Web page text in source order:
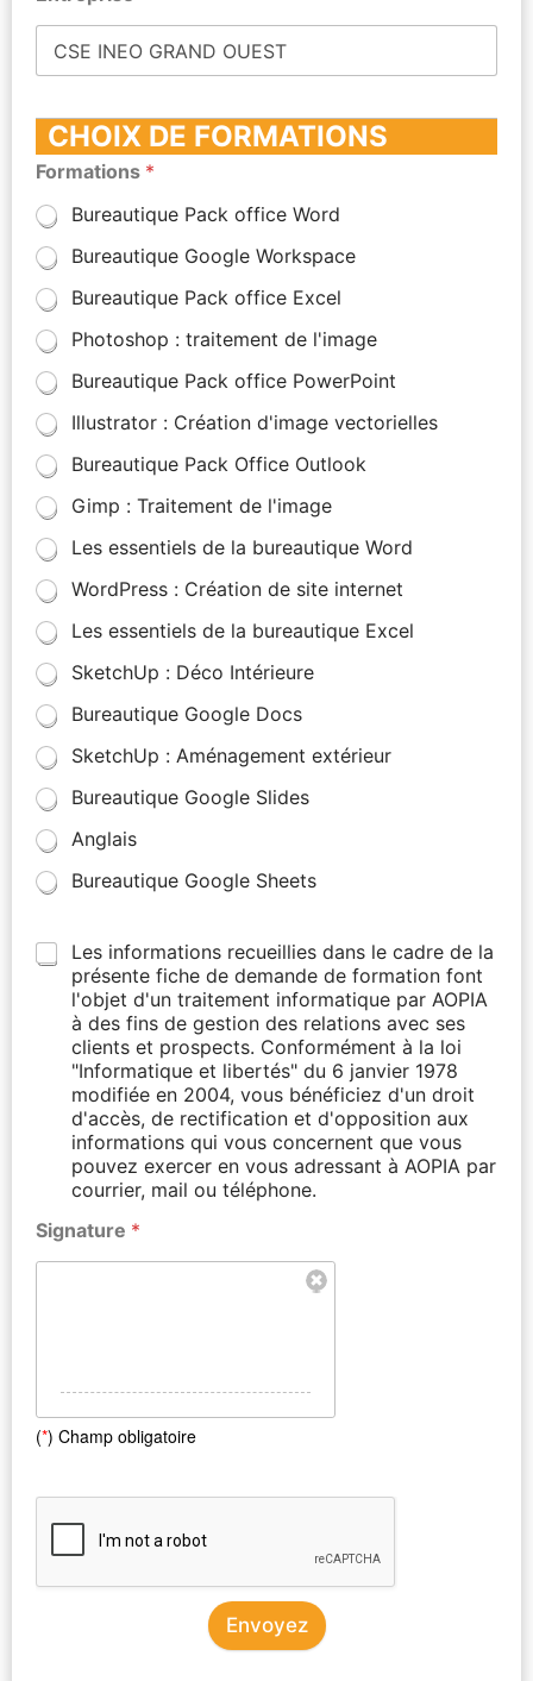
CHOIX DE FORMATIONS
Formations *
Bureautique Pack office Word
Bureautique Google Workspace
Bureautique Pack office Excel
Photoshop : traitement de l'image
Bureautique Pack office PowerPoint
Illustrator : Création d'image vectorielles
Bureautique Pack Office Outlook
Gimp : Traitement de l'image
Les essentiels de la bureautique Word
WordPress : Création de site internet
Les essentiels de la bureautique Excel
SketchUp : Déco Intérieure
Bureautique Google Docs
SketchUp : Aménagement extérieur
Bureautique Google Slides
Anglais
Bureautique Google Sheets
Les informations recueillies dans le cadre de la
présente fiche de demande de formation font
l'objet d'un traitement informatique par AOPIA
à des fins de gestion des relations avec ses
clients et prospects. Conformément à la loi
"Informatique et libertés" du 6 janvier 1978
modifiée en 2004, vous bénéficiez d'un droit
d'accès, de rectification et d'opposition aux
informations qui vous concernent que vous
pouvez exercer en vous adressant à AOPIA par
courrier, mail ou téléphone.
Signature *
(*) Champ obligatoire
Envoyez